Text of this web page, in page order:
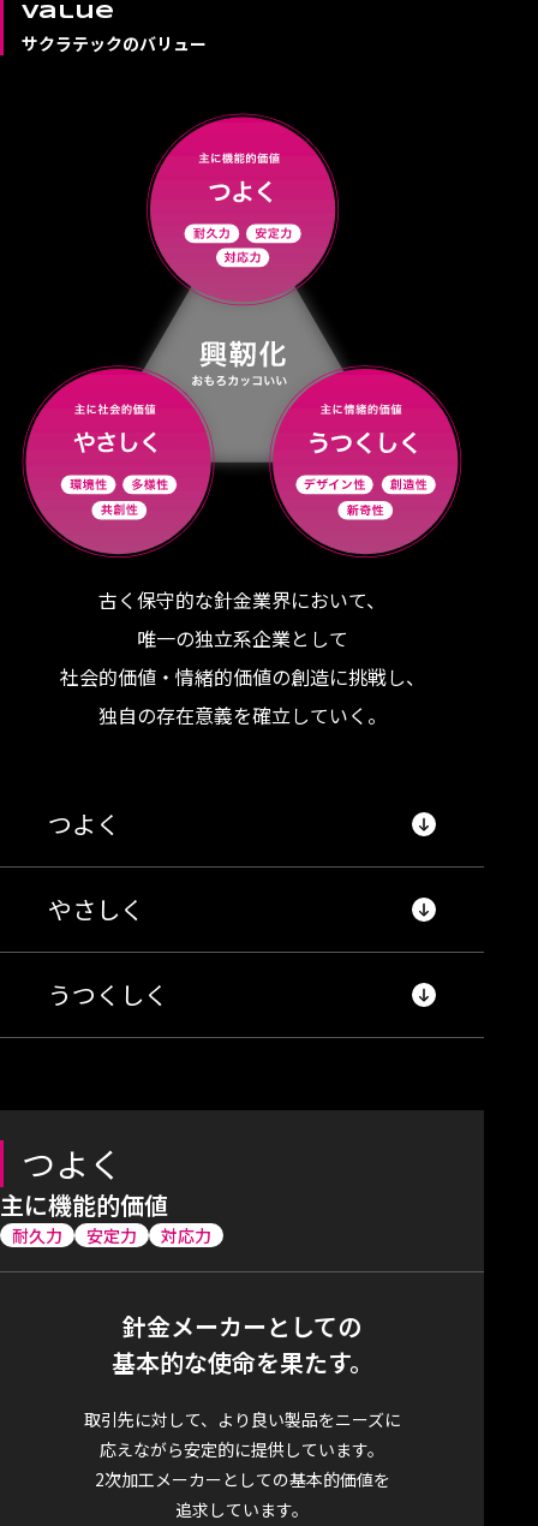
Value
サクラテックのバリュー
古く保守的な針金業界において、
唯一の独立系企業として
社会的価値・情緒的価値の創造に挑戦し、
独自の存在意義を確立していく。
つよく
やさしく
うつくしく
つよく
主に機能的価値
耐久力 安定力 対応力
針金メーカーとしての
基本的な使命を果たす。
取引先に対して、より良い製品をニーズに
応えながら安定的に提供しています。
2次加工メーカーとしての基本的価値を
追求しています。